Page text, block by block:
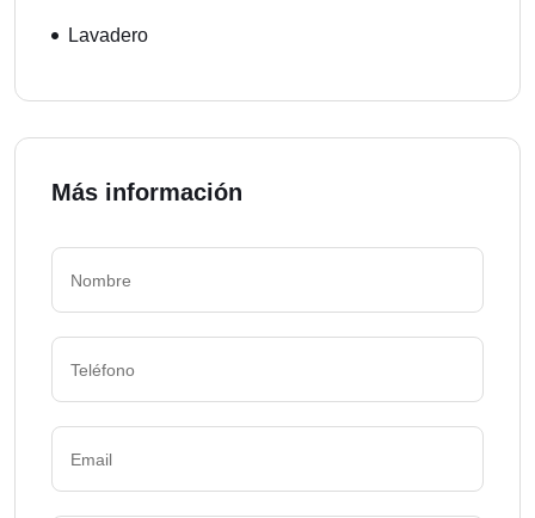
Lavadero
Más información